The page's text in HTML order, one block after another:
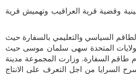
وقضية قرية العراقيب وتهميش قرية
السياسي والتعليمي بالسفارة حيث
المتحدة سهى سلمان موسى حيث
طاقم السفارة. وزارت المجموعة مدينة
السرايا من اجل التعرف على الانتاج